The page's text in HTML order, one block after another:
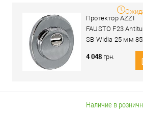
Протектор AZZI
FAUSTO F23
SB Widia 25 мм
4 048 грн.
Наличие в